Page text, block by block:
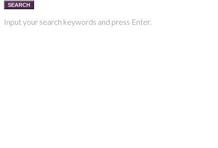
SEARCH
Input your search keywords and press Enter.